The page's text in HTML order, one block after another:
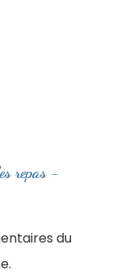
repas -
du